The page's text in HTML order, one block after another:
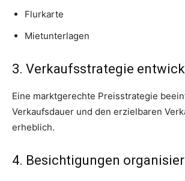
Flurkarte
Mietunterlagen
3. Verkaufsstrategie
Eine marktgerechte Preisstrategie
Verkaufsdauer und den erzielbaren
erheblich.
4. Besichtigungen